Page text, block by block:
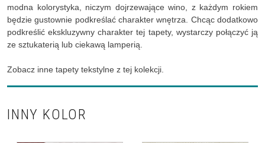
modna kolorystyka, niczym dojrzewające wino, z każdym rokiem
będzie gustownie podkreślać charakter wnętrza. Chcąc dodatkowo
podkreślić ekskluzywny charakter tej tapety, wystarczy połączyć ją
ze sztukaterią lub ciekawą lamperią.
Zobacz inne tapety tekstylne z tej kolekcji.
INNY KOLOR